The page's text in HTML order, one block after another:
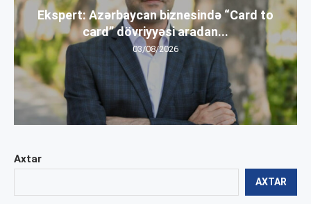
Axtar
AXTAR
Ekspert: Azərbaycan biznesində “Card to
card” dövriyyəsi aradan...
03/08/2026